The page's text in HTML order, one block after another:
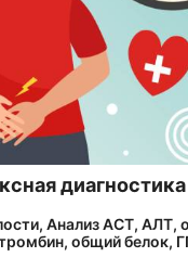
Анализ АСТ, АЛТ,
общий белок,